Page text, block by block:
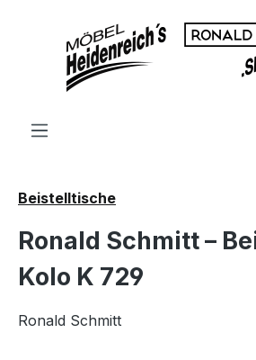
Zum Hauptinhalt springen
Beistelltische
Ronald Schmitt –
Kolo K 729
Ronald Schmitt